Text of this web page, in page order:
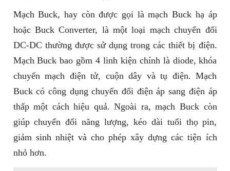
Mạch Buck, hay còn được gọi là mạch Buck hạ áp
hoặc Buck Converter, là một loại mạch chuyển đổi
DC-DC thường được sử dụng trong các thiết bị điện.
Mạch Buck bao gồm 4 linh kiện chính là diode, khóa
chuyển mạch điện tử, cuộn dây và tụ điện. Mạch
Buck có công dụng chuyển đổi điện áp sang điện áp
thấp một cách hiệu quả. Ngoài ra, mạch Buck còn
giúp chuyển đổi năng lượng, kéo dài tuổi thọ pin,
giảm sinh nhiệt và cho phép xây dựng các tiện ích
nhỏ hơn.